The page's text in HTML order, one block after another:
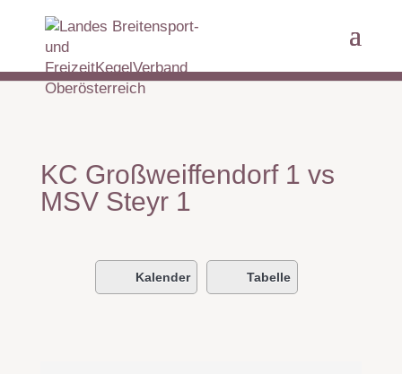
KC Großweiffendorf 1 vs
MSV Steyr 1
Kalender Tabelle